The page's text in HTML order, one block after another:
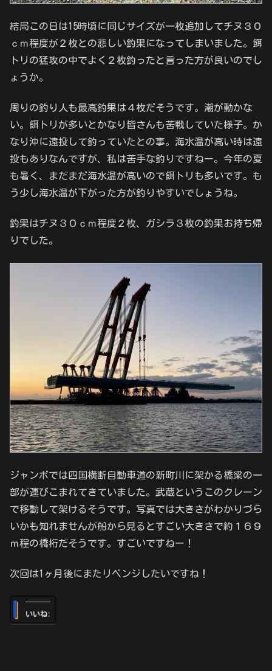
結局この日は15時頃に同じサイズが一枚追加してチヌ３０
ｃｍ程度が２枚との悲しい釣果になってしまいました。餌
トリの猛攻の中でよく２枚釣ったと言った方が良いのでし
ょうか。
周りの釣り人も最高釣果は４枚だそうです。潮が動かな
い。餌トリが多いとかなり皆さんも苦戦していた様子。か
なり沖に遠投して釣っていたとの事。海水温が高い時は遠
投もありなんですが、私は苦手な釣りですねー。今年の夏
も暑く、まだまだ海水温が高いので餌トリも多いです。も
う少し海水温が下がった方が釣りやすいでしょうね。
釣果はチヌ３０ｃｍ程度２枚、ガシラ３枚の釣果お持ち帰
りでした。
ジャンボでは四国横断自動車道の新町川に架かる橋梁の一
部が運びこまれてきていました。武蔵というこのクレーン
で移動して架けるそうです。写真では大きさがわかりづら
いかも知れませんが船から見るとすごい大きさで約１６９
ｍ程の橋桁だそうです。すごいですねー！
次回は1ヶ月後にまたリベンジしたいですね！
いいね: